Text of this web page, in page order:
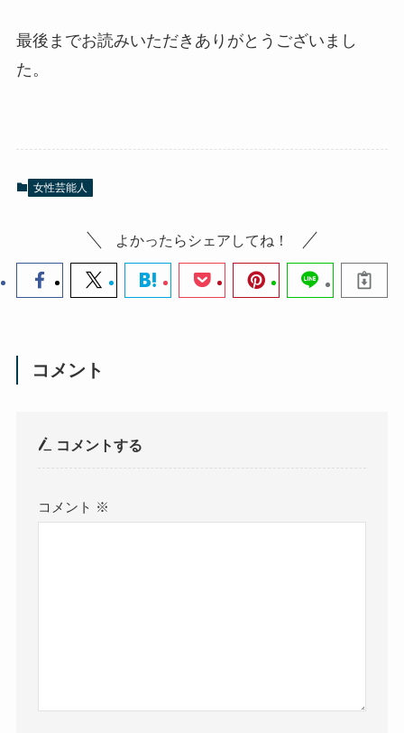
最後までお読みいただきありがとうございまし
た。
女性芸能人
よかったらシェアしてね！
コメント
コメントする
コメント ※